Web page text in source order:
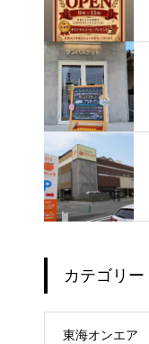
カテゴリー
東海オンエア